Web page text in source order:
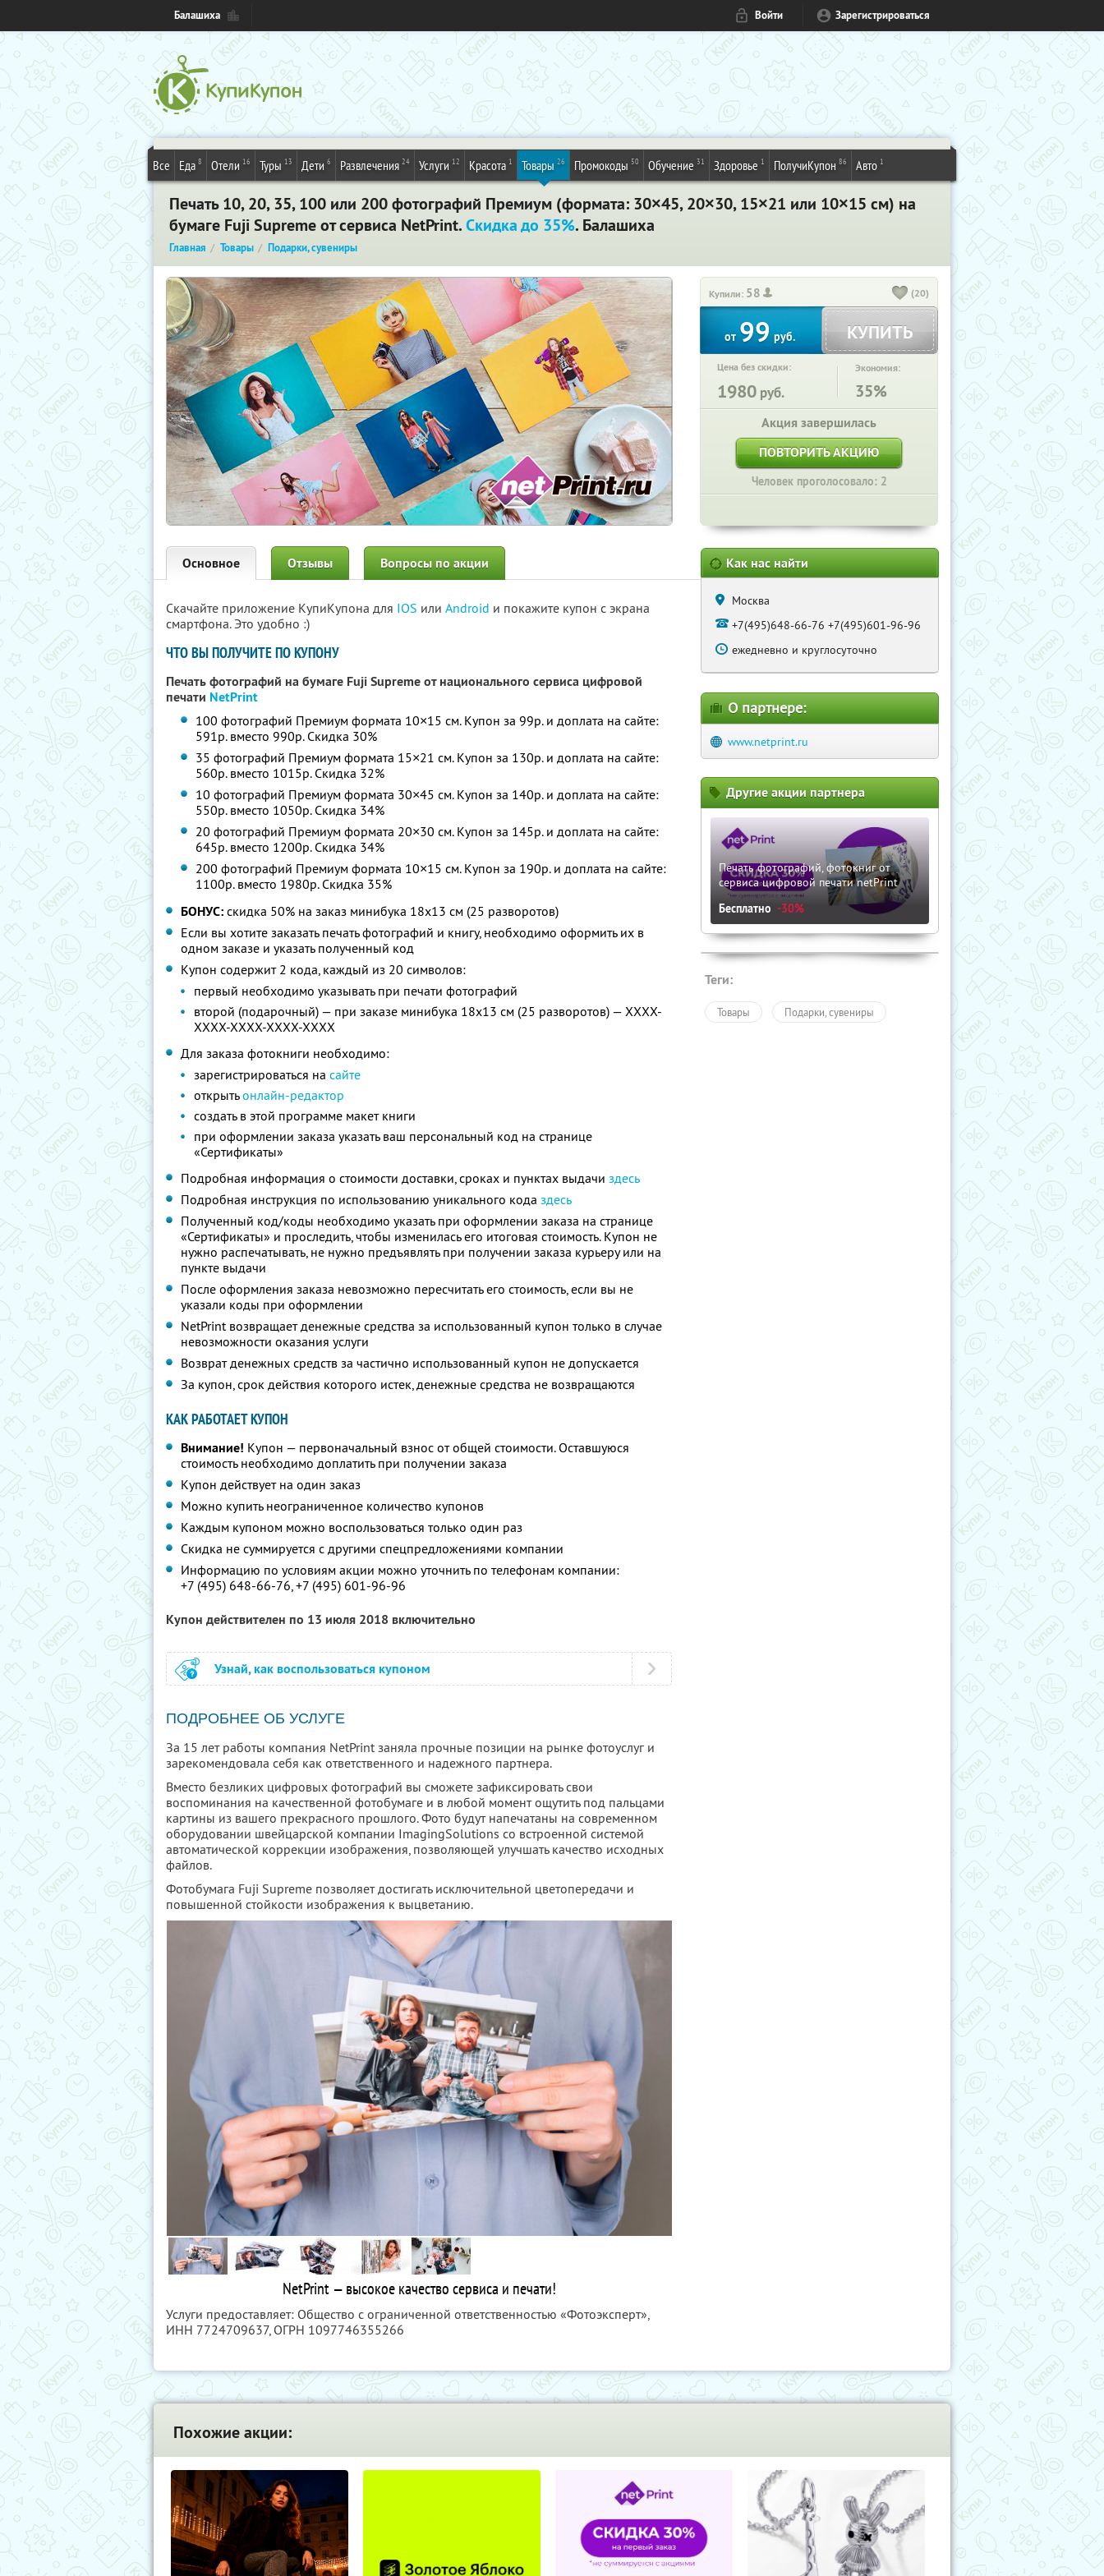
Балашиха Войти Зарегистрироваться
Все Еда 8 Отели 16 Туры 13 Дети 6 Развлечения 24 Услуги 12 Красота 1 Товары 26 Промокоды 50 Обучение 31 Здоровье 1 ПолучиКупон 86 Авто 1
Печать 10, 20, 35, 100 или 200 фотографий Премиум (формата: 30×45, 20×30, 15×21 или 10×15 см) на
бумаге Fuji Supreme от сервиса NetPrint.Скидка до 35%. Балашиха
Главная Товары Подарки, сувениры
Купили: 58 (20)
от 99руб. КУПИТЬ
Цена без скидки:
1980 руб.
Экономия:
35%
Акция завершилась
ПОВТОРИТЬ АКЦИЮ
Человек проголосовало: 2
Основное Отзывы Вопросы по акции
Скачайте приложение КупиКупона для IOS или Android и покажите купон с экрана
смартфона. Это удобно :)
ЧТО ВЫ ПОЛУЧИТЕ ПО КУПОНУ
Печать фотографий на бумаге Fuji Supreme от национального сервиса цифровой
печати NetPrint
100 фотографий Премиум формата 10×15 см. Купон за 99р. и доплата на сайте:
591р. вместо 990р. Скидка 30%
35 фотографий Премиум формата 15×21 см. Купон за 130р. и доплата на сайте:
560р. вместо 1015р. Скидка 32%
10 фотографий Премиум формата 30×45 см. Купон за 140р. и доплата на сайте:
550р. вместо 1050р. Скидка 34%
20 фотографий Премиум формата 20×30 см. Купон за 145р. и доплата на сайте:
645р. вместо 1200р. Скидка 34%
200 фотографий Премиум формата 10×15 см. Купон за 190р. и доплата на сайте:
1100р. вместо 1980р. Скидка 35%
БОНУС: скидка 50% на заказ минибука 18х13 см (25 разворотов)
Если вы хотите заказать печать фотографий и книгу, необходимо оформить их в
одном заказе и указать полученный код
Купон содержит 2 кода, каждый из 20 символов:
первый необходимо указывать при печати фотографий
второй (подарочный) — при заказе минибука 18х13 см (25 разворотов) — XXXX-
XXXX-XXXX-XXXX-XXXX
Для заказа фотокниги необходимо:
зарегистрироваться на сайте
открытьонлайн-редактор
создать в этой программе макет книги
при оформлении заказа указать ваш персональный код на странице
«Сертификаты»
Подробная информация о стоимости доставки, сроках и пунктах выдачи здесь
Подробная инструкция по использованию уникального кода здесь
Полученный код/коды необходимо указать при оформлении заказа на странице
«Сертификаты» и проследить, чтобы изменилась его итоговая стоимость. Купон не
нужно распечатывать, не нужно предъявлять при получении заказа курьеру или на
пункте выдачи
После оформления заказа невозможно пересчитать его стоимость, если вы не
указали коды при оформлении
NetPrint возвращает денежные средства за использованный купон только в случае
невозможности оказания услуги
Возврат денежных средств за частично использованный купон не допускается
За купон, срок действия которого истек, денежные средства не возвращаются
КАК РАБОТАЕТ КУПОН
Внимание! Купон — первоначальный взнос от общей стоимости. Оставшуюся
стоимость необходимо доплатить при получении заказа
Купон действует на один заказ
Можно купить неограниченное количество купонов
Каждым купоном можно воспользоваться только один раз
Скидка не суммируется с другими спецпредложениями компании
Информацию по условиям акции можно уточнить по телефонам компании:
+7 (495) 648-66-76, +7 (495) 601-96-96
Купон действителен по 13 июля 2018 включительно
Узнай, как воспользоваться купоном
ПОДРОБНЕЕ ОБ УСЛУГЕ
За 15 лет работы компания NetPrint заняла прочные позиции на рынке фотоуслуг и
зарекомендовала себя как ответственного и надежного партнера.
Вместо безликих цифровых фотографий вы сможете зафиксировать свои
воспоминания на качественной фотобумаге и в любой момент ощутить под пальцами
картины из вашего прекрасного прошлого. Фото будут напечатаны на современном
оборудовании швейцарской компании ImagingSolutions со встроенной системой
автоматической коррекции изображения, позволяющей улучшать качество исходных
файлов.
Фотобумага Fuji Supreme позволяет достигать исключительной цветопередачи и
повышенной стойкости изображения к выцветанию.
NetPrint — высокое качество сервиса и печати!
Услуги предоставляет: Общество с ограниченной ответственностью «Фотоэксперт»,
ИНН 7724709637, ОГРН 1097746355266
Как нас найти
Москва
+7(495)648-66-76 +7(495)601-96-96
ежедневно и круглосуточно
О партнере:
www.netprint.ru
Другие акции партнера
Печать фотографий, фотокниг от
сервиса цифровой печати netPrint
Бесплатно -30%
Теги:
Товары Подарки, сувениры
Похожие акции: